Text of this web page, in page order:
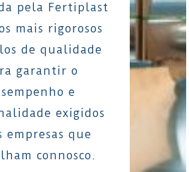
pela Fertiplast
mais rigorosos
de qualidade
garantir o
e
exigidos
empresas que
connosco.